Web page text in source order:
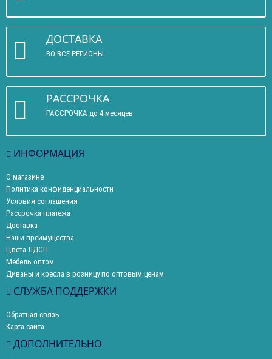
ДОСТАВКА
ВО ВСЕ РЕГИОНЫ
РАССРОЧКА
РАССРОЧКА до 4 месяцев
ИНФОРМАЦИЯ
О магазине
Политика конфиденциальности
Условия соглашения
Рассрочка платежа
Доставка
Наши преимущества
Цвета ЛДСП
Мебель оптом
Диваны и кресла в розницу по оптовым ценам
СЛУЖБА ПОДДЕРЖКИ
Обратная связь
Карта сайта
ДОПОЛНИТЕЛЬНО